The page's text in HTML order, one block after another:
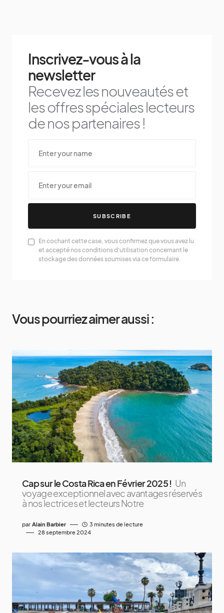
Inscrivez-vous à la
newsletter
Recevez les nouveautés et
les offres spéciales lecteurs
de nos partenaires !
SUBSCRIBE
En cochant cette case, vous confirmez que vous avez lu
et accepté nos conditions d'utilisation concernant le
stockage des données soumises via ce formulaire.
Vous pourriez aimer aussi :
Cap sur le Costa Rica en Février 2025 ! Un
voyage exceptionnel avec avantages réservés
à nos lectrices et lecteurs Notre
par Alain Barbier
3 minutes de lecture
28 septembre 2024